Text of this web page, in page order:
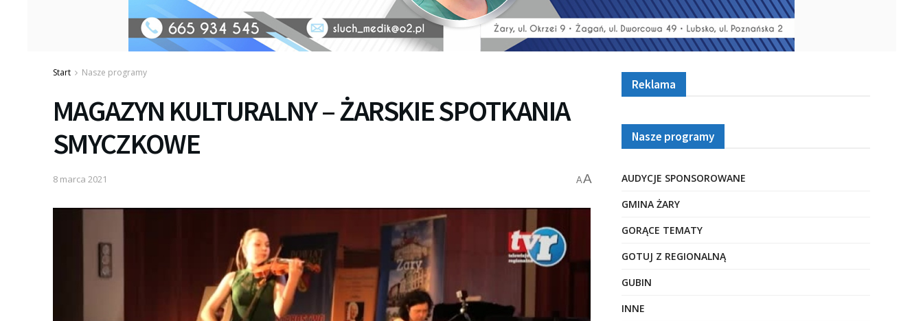
Start Nasze programy
MAGAZYN KULTURALNY – ŻARSKIE SPOTKANIA
SMYCZKOWE
8 marca 2021 AA
Reklama
Nasze programy
AUDYCJE SPONSOROWANE
GMINA ŻARY
GORĄCE TEMATY
GOTUJ Z REGIONALNĄ
GUBIN
INNE